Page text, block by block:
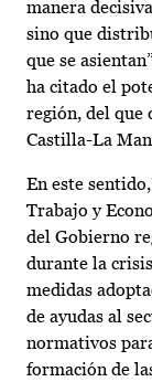
manera
sino que
que se
ha citado el
región, del que
Castilla-La
En este
Trabajo y
del Gobierno
durante la
medidas
de ayudas al
normativos
formación de